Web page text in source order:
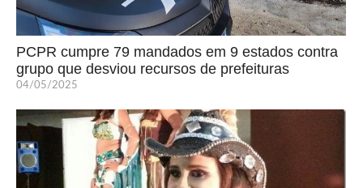
PCPR cumpre 79 mandados em 9 estados contra
grupo que desviou recursos de prefeituras
04/05/2025